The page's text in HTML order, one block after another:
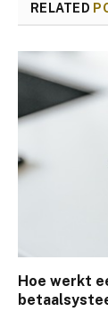
RELATED
Hoe werkt